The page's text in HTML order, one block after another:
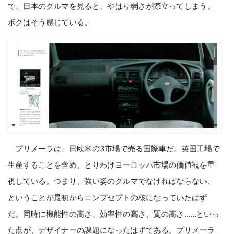
で、日本のクルマを見ると、やはり弱さが際立ってしまう。
ボクはそう感じている。
プリメーラは、日欧米の3市場で売る国際車だ。英国工場で
生産することを含め、とりわけヨーロッパ市場の価値観を重
視している。つまり、強い姿のクルマでなければならない、
ということが最初からコンプセプトの核になっていたはず
だ。同時に機能性の高さ、効率性の高さ、質の高さ……といっ
た点が、デザイナーの課題になったはずである。プリメーラ